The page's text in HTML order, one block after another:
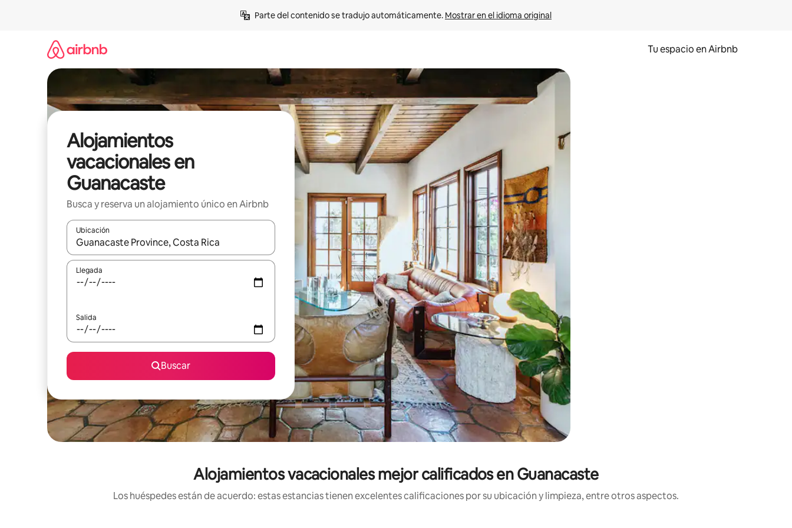
Parte del contenido se tradujo automáticamente. Mostrar en el idioma original
Tu espacio en Airbnb
Alojamientos
vacacionales en
Guanacaste
Busca y reserva un alojamiento único en Airbnb
Ubicación
Cuando los resultados estén disponibles, podrás navegar usando las teclas de las flechas hacia arriba y hacia abajo, o bien tocando y deslizando la pantalla.
Llegada
Salida
Buscar
Alojamientos vacacionales mejor calificados en Guanacaste
Los huéspedes están de acuerdo: estas estancias tienen excelentes calificaciones por su ubicación y limpieza, entre otros aspectos.